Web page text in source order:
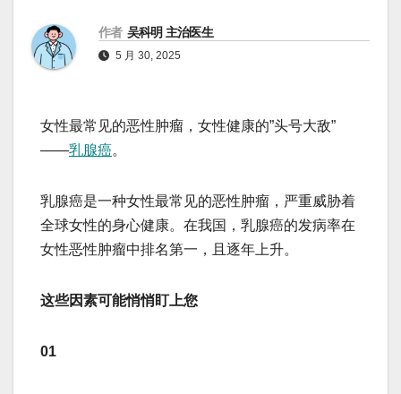
作者 吴科明 主治医生
5 月 30, 2025
女性最常见的恶性肿瘤，女性健康的”头号大敌”
——乳腺癌。
乳腺癌是一种女性最常见的恶性肿瘤，严重威胁着
全球女性的身心健康。在我国，乳腺癌的发病率在
女性恶性肿瘤中排名第一，且逐年上升。
这些因素可能悄悄盯上您
01